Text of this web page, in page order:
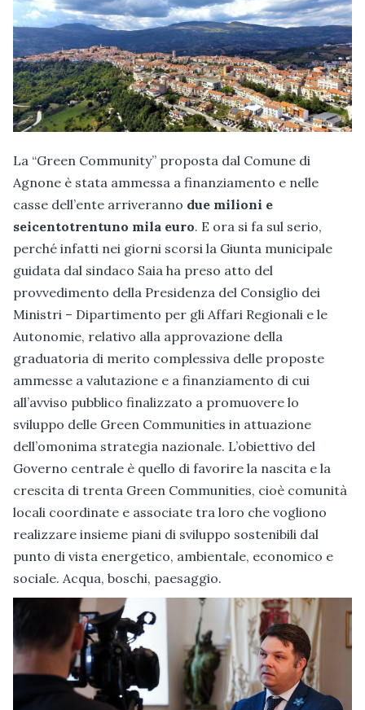
La “Green Community” proposta dal Comune di
Agnone è stata ammessa a finanziamento e nelle
casse dell’ente arriveranno due milioni e
seicentotrentuno mila euro. E ora si fa sul serio,
perché infatti nei giorni scorsi la Giunta municipale
guidata dal sindaco Saia ha preso atto del
provvedimento della Presidenza del Consiglio dei
Ministri – Dipartimento per gli Affari Regionali e le
Autonomie, relativo alla approvazione della
graduatoria di merito complessiva delle proposte
ammesse a valutazione e a finanziamento di cui
all’avviso pubblico finalizzato a promuovere lo
sviluppo delle Green Communities in attuazione
dell’omonima strategia nazionale. L’obiettivo del
Governo centrale è quello di favorire la nascita e la
crescita di trenta Green Communities, cioè comunità
locali coordinate e associate tra loro che vogliono
realizzare insieme piani di sviluppo sostenibili dal
punto di vista energetico, ambientale, economico e
sociale. Acqua, boschi, paesaggio.